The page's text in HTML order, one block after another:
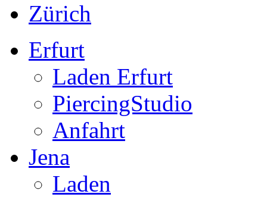
Zürich
Erfurt
Laden Erfurt
PiercingStudio
Anfahrt
Jena
Laden